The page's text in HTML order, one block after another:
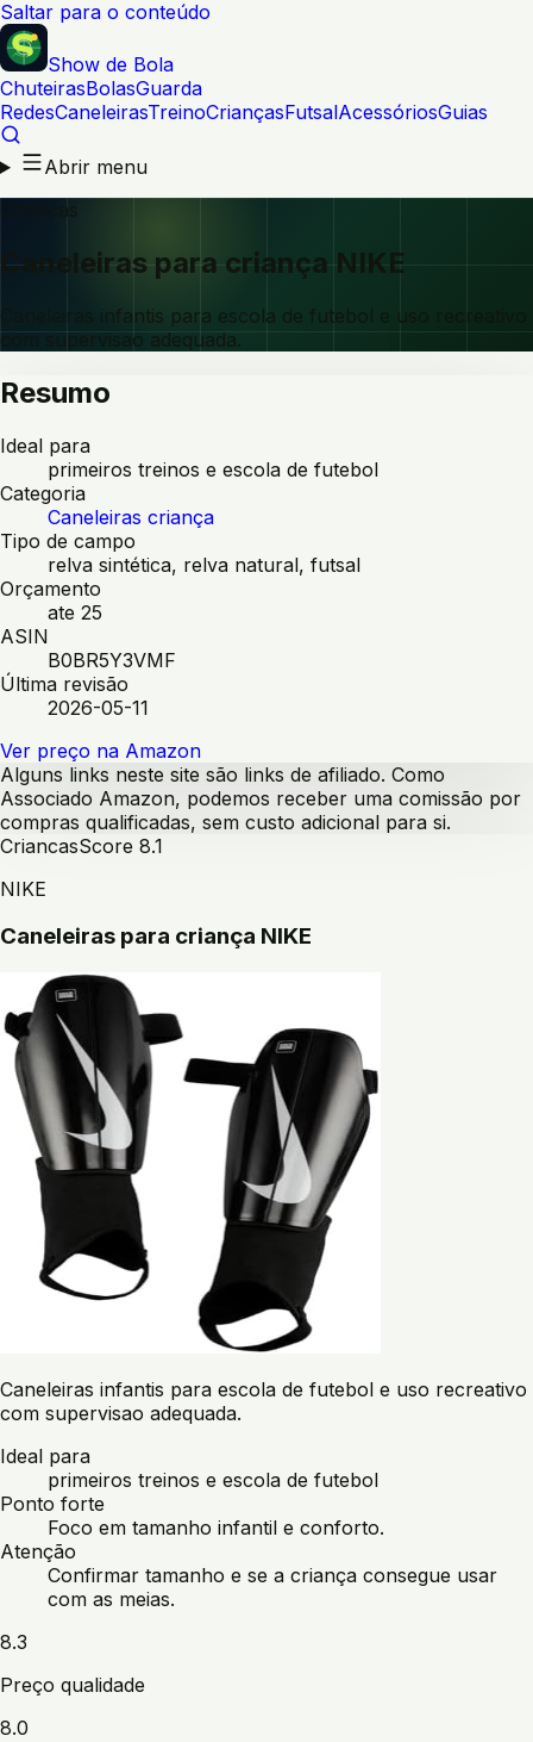
Saltar para o conteúdo
Show de Bola
ChuteirasBolasGuarda
RedesCaneleirasTreinoCriançasFutsalAcessóriosGuias
Abrir menu
Criancas
Caneleiras para criança NIKE
Caneleiras infantis para escola de futebol e uso recreativo
com supervisao adequada.
Resumo
Ideal para
primeiros treinos e escola de futebol
Categoria
Caneleiras criança
Tipo de campo
relva sintética, relva natural, futsal
Orçamento
ate 25
ASIN
B0BR5Y3VMF
Última revisão
2026-05-11
Ver preço na Amazon
Alguns links neste site são links de afiliado. Como
Associado Amazon, podemos receber uma comissão por
compras qualificadas, sem custo adicional para si.
CriancasScore 8.1
NIKE
Caneleiras para criança NIKE
Caneleiras infantis para escola de futebol e uso recreativo
com supervisao adequada.
Ideal para
primeiros treinos e escola de futebol
Ponto forte
Foco em tamanho infantil e conforto.
Atenção
Confirmar tamanho e se a criança consegue usar
com as meias.
8.3
Preço qualidade
8.0